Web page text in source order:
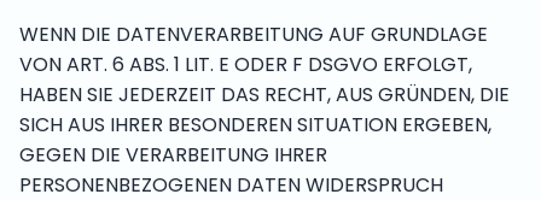
WENN DIE DATENVERARBEITUNG AUF GRUNDLAGE
VON ART. 6 ABS. 1 LIT. E ODER F DSGVO ERFOLGT,
HABEN SIE JEDERZEIT DAS RECHT, AUS GRÜNDEN, DIE
SICH AUS IHRER BESONDEREN SITUATION ERGEBEN,
GEGEN DIE VERARBEITUNG IHRER
PERSONENBEZOGENEN DATEN WIDERSPRUCH